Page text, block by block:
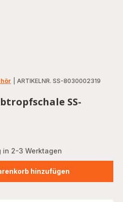
ARTIKELNR. SS-8030002319
SS-
in 2-3 Werktagen
hinzufügen